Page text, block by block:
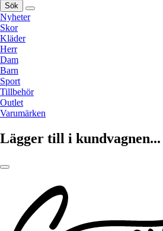
Sök
Nyheter
Skor
Kläder
Herr
Dam
Barn
Sport
Tillbehör
Outlet
Varumärken
Lägger till i kundvagnen...